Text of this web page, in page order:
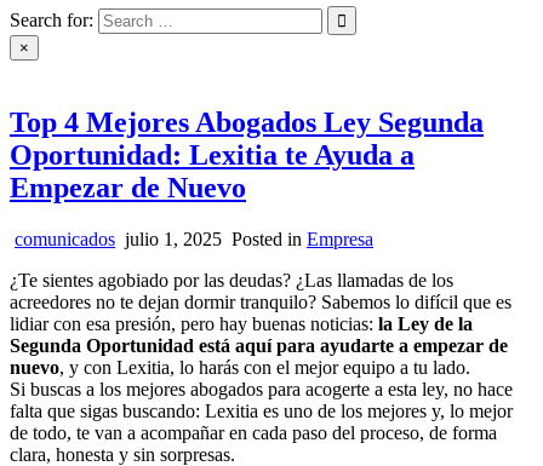
Search for:
×
Top 4 Mejores Abogados Ley Segunda
Oportunidad: Lexitia te Ayuda a
Empezar de Nuevo
comunicados julio 1, 2025 Posted in Empresa
¿Te sientes agobiado por las deudas? ¿Las llamadas de los
acreedores no te dejan dormir tranquilo? Sabemos lo difícil que es
lidiar con esa presión, pero hay buenas noticias: la Ley de la
Segunda Oportunidad está aquí para ayudarte a empezar de
nuevo, y con Lexitia, lo harás con el mejor equipo a tu lado.
Si buscas a los mejores abogados para acogerte a esta ley, no hace
falta que sigas buscando: Lexitia es uno de los mejores y, lo mejor
de todo, te van a acompañar en cada paso del proceso, de forma
clara, honesta y sin sorpresas.